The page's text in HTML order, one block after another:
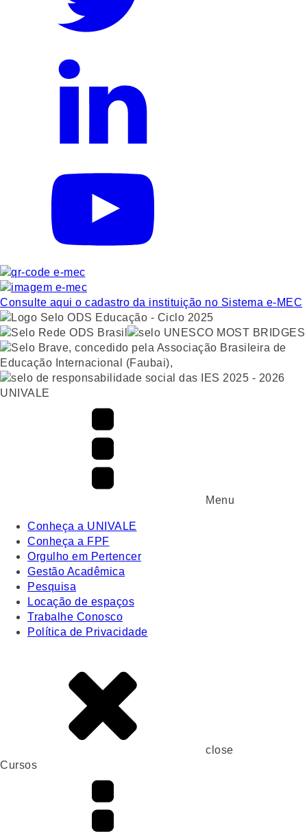
Consulte aqui o cadastro da instituição no Sistema e-MEC
UNIVALE
Menu
Conheça a UNIVALE
Conheça a FPF
Orgulho em Pertencer
Gestão Acadêmica
Pesquisa
Locação de espaços
Trabalhe Conosco
Política de Privacidade
close
Cursos